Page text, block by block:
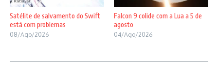
Satélite de salvamento do Swift
está com problemas
08/Ago/2026
Falcon 9 colide com a Lua a 5 de
agosto
04/Ago/2026